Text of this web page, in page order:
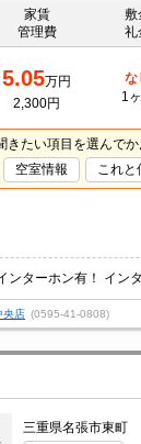
家賃
管理費
敷
礼
5.05万円
2,300円
な
1
きたい項目を選んでか
空室情報 これと
央店 (0595-41-0808)
三重県名張市東町